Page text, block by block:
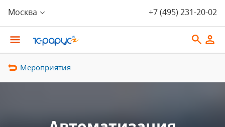
Москва +7 (495) 231-20-02
Мероприятия